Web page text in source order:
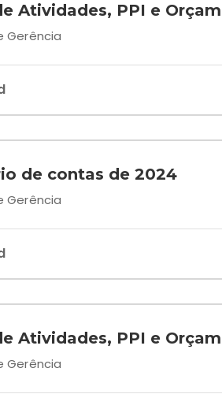
Atividades, PPI e
Gerência
de contas de 2024
Gerência
Atividades, PPI e
Gerência